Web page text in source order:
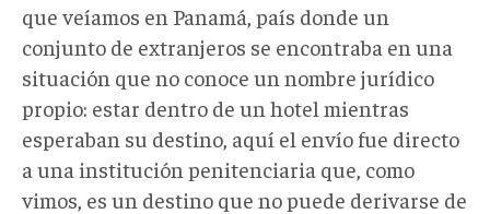
que veíamos en Panamá, país donde un
conjunto de extranjeros se encontraba en una
situación que no conoce un nombre jurídico
propio: estar dentro de un hotel mientras
esperaban su destino, aquí el envío fue directo
a una institución penitenciaria que, como
vimos, es un destino que no puede derivarse de